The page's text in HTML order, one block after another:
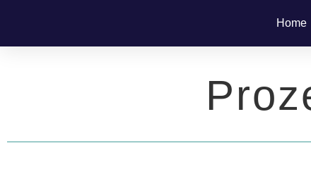
Home